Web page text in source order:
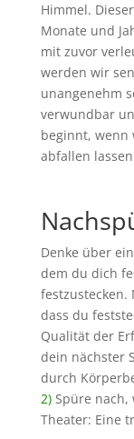
Himmel.
Monate und
mit zuvor
werden wir
unangenehm
verwundbar
beginnt, wenn
abfallen
Denke über
dem du dich
festzustecken.
dass du
Qualität der
dein nächster
durch
2)Spüre nach,
Theater: Eine